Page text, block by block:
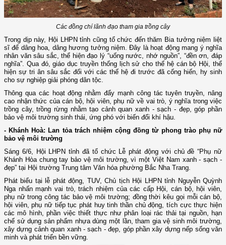
Các đồng chí lãnh đạo tham gia trồng cây
Trong dịp này, Hội LHPN tỉnh cũng tổ chức đến thăm Bia tưởng niệm liệt
sĩ để dâng hoa, dâng hương tưởng niệm. Đây là hoạt động mang ý nghĩa
nhân văn sâu sắc, thể hiện đạo lý “uống nước, nhớ nguồn”, “đền ơn, đáp
nghĩa”. Qua đó, giáo dục truyền thống lịch sử cho thế hệ cán bộ Hội, thể
hiện sự tri ân sâu sắc đối với các thế hệ đi trước đã cống hiến, hy sinh
cho sự nghiệp giải phóng dân tộc.
Thông qua các hoạt động nhằm đẩy mạnh công tác tuyên truyền, nâng
cao nhận thức của cán bộ, hội viên, phụ nữ về vai trò, ý nghĩa trong việc
trồng cây, trồng rừng nhằm tạo cảnh quan xanh - sạch - đẹp, góp phần
bảo vệ môi trường sinh thái, ứng phó với biến đổi khí hậu.
- Khánh Hoà: Lan tỏa trách nhiệm cộng đồng từ phong trào phụ nữ
bảo vệ môi trường
Sáng 6/6, Hội LHPN tỉnh đã tổ chức Lễ phát động với chủ đề “Phụ nữ
Khánh Hòa chung tay bảo vệ môi trường, vì một Việt Nam xanh - sạch -
đẹp” tại Hội trường Trung tâm Văn hóa phường Bắc Nha Trang.
Phát biểu tại lễ phát động, TUV, Chủ tịch Hội LHPN tỉnh Nguyễn Quỳnh
Nga nhấn mạnh vai trò, trách nhiệm của các cấp Hội, cán bộ, hội viên,
phụ nữ trong công tác bảo vệ môi trường; đồng thời kêu gọi mỗi cán bộ,
hội viên, phụ nữ tiếp tục phát huy tinh thần chủ động, tích cực thực hiện
các mô hình, phần việc thiết thực như phân loại rác thải tại nguồn, hạn
chế sử dụng sản phẩm nhựa dùng một lần, tham gia vệ sinh môi trường,
xây dựng cảnh quan xanh - sạch - đẹp, góp phần xây dựng nếp sống văn
minh và phát triển bền vững.